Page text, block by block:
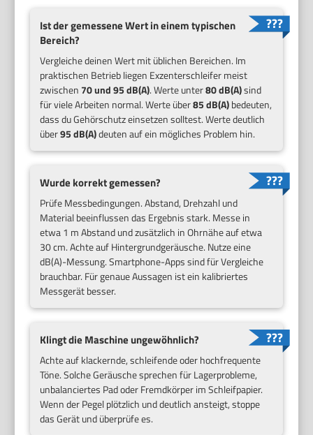
Ist der gemessene Wert in einem typischen
Bereich?
Vergleiche deinen Wert mit üblichen Bereichen. Im
praktischen Betrieb liegen Exzenterschleifer meist
zwischen 70 und 95 dB(A). Werte unter80 dB(A)sind
für viele Arbeiten normal. Werte über85 dB(A)bedeuten,
dass du Gehörschutz einsetzen solltest. Werte deutlich
über95 dB(A)deuten auf ein mögliches Problem hin.
Wurde korrekt gemessen?
Prüfe Messbedingungen. Abstand, Drehzahl und
Material beeinflussen das Ergebnis stark. Messe in
etwa 1 m Abstand und zusätzlich in Ohrnähe auf etwa
30 cm. Achte auf Hintergrundgeräusche. Nutze eine
dB(A)-Messung. Smartphone-Apps sind für Vergleiche
brauchbar. Für genaue Aussagen ist ein kalibriertes
Messgerät besser.
Klingt die Maschine ungewöhnlich?
Achte auf klackernde, schleifende oder hochfrequente
Töne. Solche Geräusche sprechen für Lagerprobleme,
unbalanciertes Pad oder Fremdkörper im Schleifpapier.
Wenn der Pegel plötzlich und deutlich ansteigt, stoppe
das Gerät und überprüfe es.